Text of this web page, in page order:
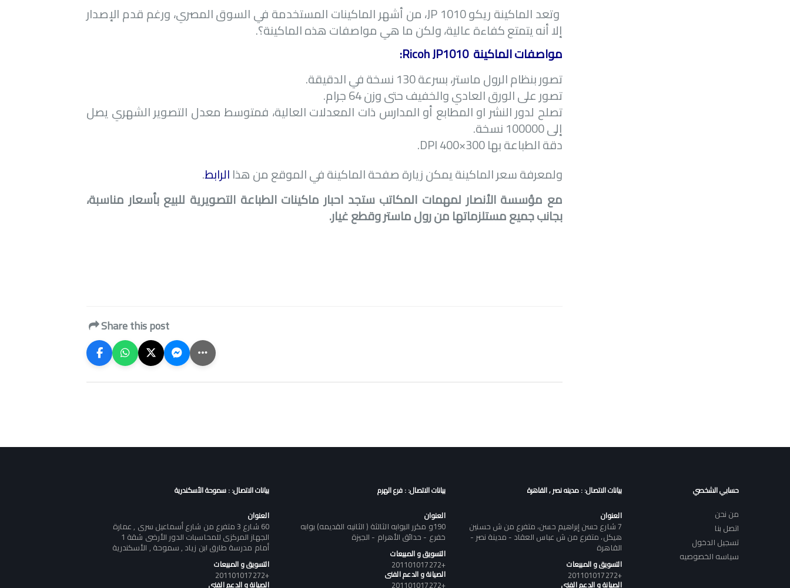
وتعد الماكينة ريكوJP 1010، من أشهر الماكينات المستخدمة في السوق المصري، ورغم قدم الإصدار
إلا أنه يتمتع كفاءة عالية، ولكن ما هي مواصفات هذه الماكينة؟.
مواصفات الماكينةRicoh JP1010
:
تصور بنظام الرول ماستر، بسرعة 130 نسخة في الدقيقة.
تصور على الورق العادي والخفيف حتى وزن 64 جرام.
تصلح لدور النشر او المطابع أو المدارس ذات المعدلات العالية، فمتوسط معدل التصوير الشهري يصل
إلى 100000 نسخة.
دقة الطباعة بها 300×400 DPI
.
ولمعرفة سعر الماكينة يمكن زيارة صفحة الماكينة في الموقع من هذاالرابط.
مع مؤسسة الأنصار لمهمات المكاتب ستجد احبار ماكينات الطباعة التصويرية للبيع بأسعار مناسبة،
بجانب جميع مستلزماتها من رول ماستر وقطع غيار.
Share this post
حسابي الشخصي
من نحن
اتصل بنا
تسجيل الدخول
سياسه الخصوصيه
بيانات الاتصال: : مدينه نصر , القاهرة
العنوان
7 شارع حسن إبراهيم حسن، متفرع من ش حسنين
هيكل، متفرع من ش عباس العقاد - مدينة نصر -
القاهرة
التسويق و المبيعات
+201101017272
الصيانة و الدعم الفنى
بيانات الاتصال: : فرع الهرم
العنوان
190و مكرر البوابه الثالثة ( الثانيه القديمه) بوابه
خفرع - حدائق الأهرام - الجيزة
التسويق و المبيعات
+201101017272
الصيانة و الدعم الفنى
بيانات الاتصال: : سموحة الأسكندرية
العنوان
60 شارع 3 متفرع من شارع أسماعيل سرى , عمارة
الجهاز المركزى للمحاسبات الدور الأرضى شقة 1
أمام مدرسة طارق ابن زياد , سموحة , الأسكندرية
التسويق و المبيعات
+201101017272
الصيانة و الدعم الفنى